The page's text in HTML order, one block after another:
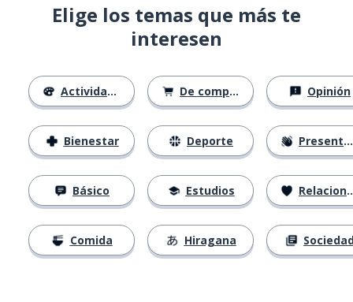
Elige los temas que más te
interesen
Actividades
Bienestar
Básico
Comida
De compras
Deporte
Estudios
Hiragana
Opinión
Presentación
Relaciones